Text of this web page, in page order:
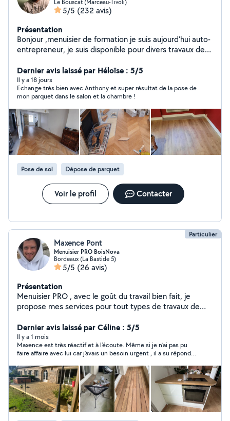
Le Bouscat (Marceau-Tivoli)
5/5 (232 avis)
Présentation
Bonjour ,menuisier de formation je suis aujourd'hui auto-
entrepreneur, je suis disponible pour divers travaux de
meuble,fabrication sur mesure, pose de pallissade,
terrasse,abri de jardin,rénovation fabrication de volet
ect....
Dernier avis laissé par Héloïse : 5/5
Il y a 18 jours
Echange très bien avec Anthony et super résultat de la pose de
mon parquet dans le salon et la chambre !
Pose de sol Dépose de parquet
Voir le profil Contacter
Particulier
Maxence Pont
Menuisier PRO BoisNova
Bordeaux (La Bastide 5)
5/5 (26 avis)
Présentation
Menuisier PRO , avec le goût du travail bien fait, je
propose mes services pour tout types de travaux de
fenêtres, portes; parquets, terrasse, bardages Mais
aussi autres installation type (hotte, plaques de cuisson,
éclairage, garde corps, fixations quelconque)j'en oublie
sûrement. N'hésitez pas à me demander j'ai aussi une
formation électrotechnique et des notions en
mécanique. Au plaisir de faire affaire ensemble Si votre
demande est dans une autre catégorie que menuiserie
l'application m'empêche de répondre.
Dernier avis laissé par Céline : 5/5
Il y a 1 mois
Maxence est très réactif et à l’écoute. Même si je n’ai pas pu
faire affaire avec lui car j’avais un besoin urgent , il a su répondre